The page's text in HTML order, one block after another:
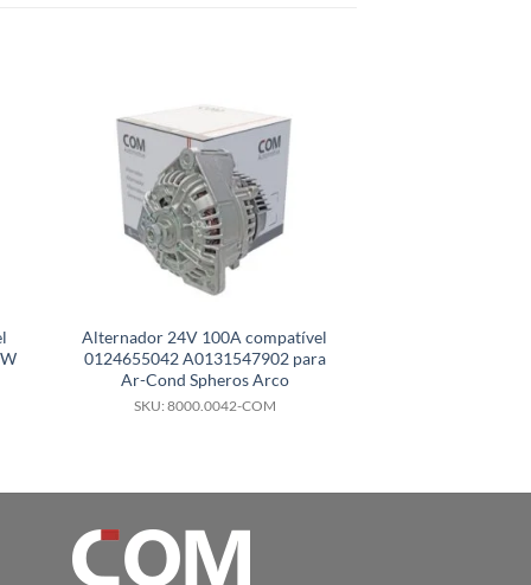
Alternador 24V 100A compatível
0124655042 A0131547902 para
Ar-Cond Spheros Arco
SKU: 8000.0042-COM